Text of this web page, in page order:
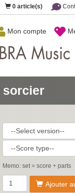
0 article(s)
Mon compte
sorcier
Memo: set = score + parts
Ajouter